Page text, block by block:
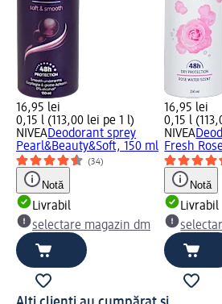
16,95 lei
0,15 l (113,00 lei pe 1 l)
NIVEADeodorant sprey
Pearl&Beauty&Soft, 150 ml
(34)
Notă
Livrabil
selectare magazin dm
16,95 lei
0,15 l
NIVEA
Fresh
Notă
Livrabil